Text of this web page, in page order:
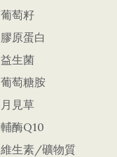
葡萄籽
膠原蛋白
益生菌
葡萄糖胺
月見草
輔酶Q10
維生素/礦物質